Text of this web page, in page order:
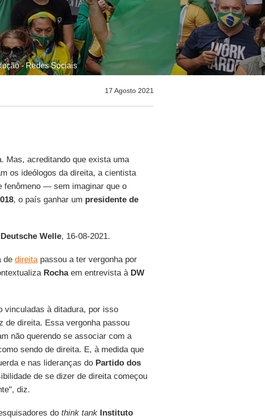
- Redes Sociais
17 Agosto 2021
Mas, acreditando que exista uma
os ideólogos da direita, a cientista
fenômeno — sem imaginar que o
, o país ganhar um presidente de
Deutsche Welle, 16-08-2021.
de direitapassou a ter vergonha por
Rochaem entrevista à DW
vinculadas à ditadura, por isso
de direita. Essa vergonha passou
não querendo se associar com a
sendo de direita. E, à medida que
e nas lideranças do Partido dos
de se dizer de direita começou
diz.
do think tank Instituto